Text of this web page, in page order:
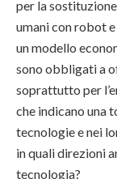
per la
umani con robot
un modello
sono obbligati a
soprattutto per
che indicano una
tecnologie e nei
in quali direzioni
tecnologia?